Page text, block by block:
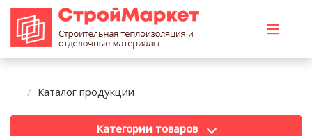
Каталог продукции
Категории товаров